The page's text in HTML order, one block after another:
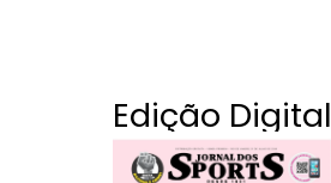
Edição Digital